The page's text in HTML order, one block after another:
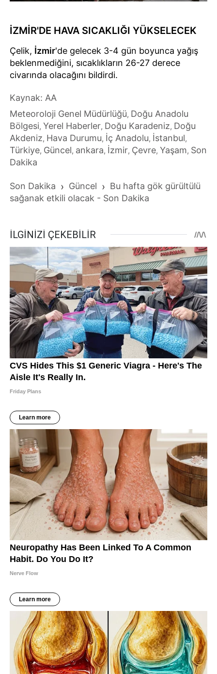
İZMİR'DE HAVA SICAKLIĞI YÜKSELECEK
Çelik, İzmir'de gelecek 3-4 gün boyunca yağış
beklenmediğini, sıcaklıkların 26-27 derece
civarında olacağını bildirdi.
Kaynak: AA
Meteoroloji Genel Müdürlüğü, Doğu Anadolu
Bölgesi, Yerel Haberler, Doğu Karadeniz, Doğu
Akdeniz, Hava Durumu, İç Anadolu, İstanbul,
Türkiye, Güncel, ankara, İzmir, Çevre, Yaşam, Son
Dakika
Son Dakika › Güncel › Bu hafta gök gürültülü
sağanak etkili olacak - Son Dakika